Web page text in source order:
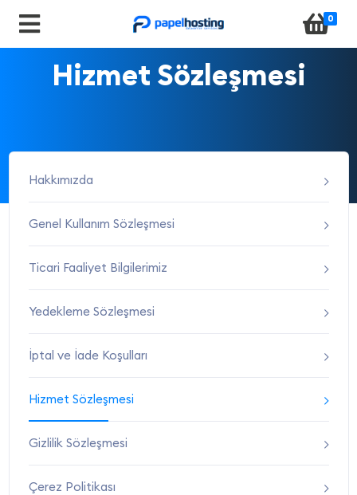
0
Hizmet Sözleşmesi
Hakkımızda
Genel Kullanım Sözleşmesi
Ticari Faaliyet Bilgilerimiz
Yedekleme Sözleşmesi
İptal ve İade Koşulları
Hizmet Sözleşmesi
Gizlilik Sözleşmesi
Çerez Politikası